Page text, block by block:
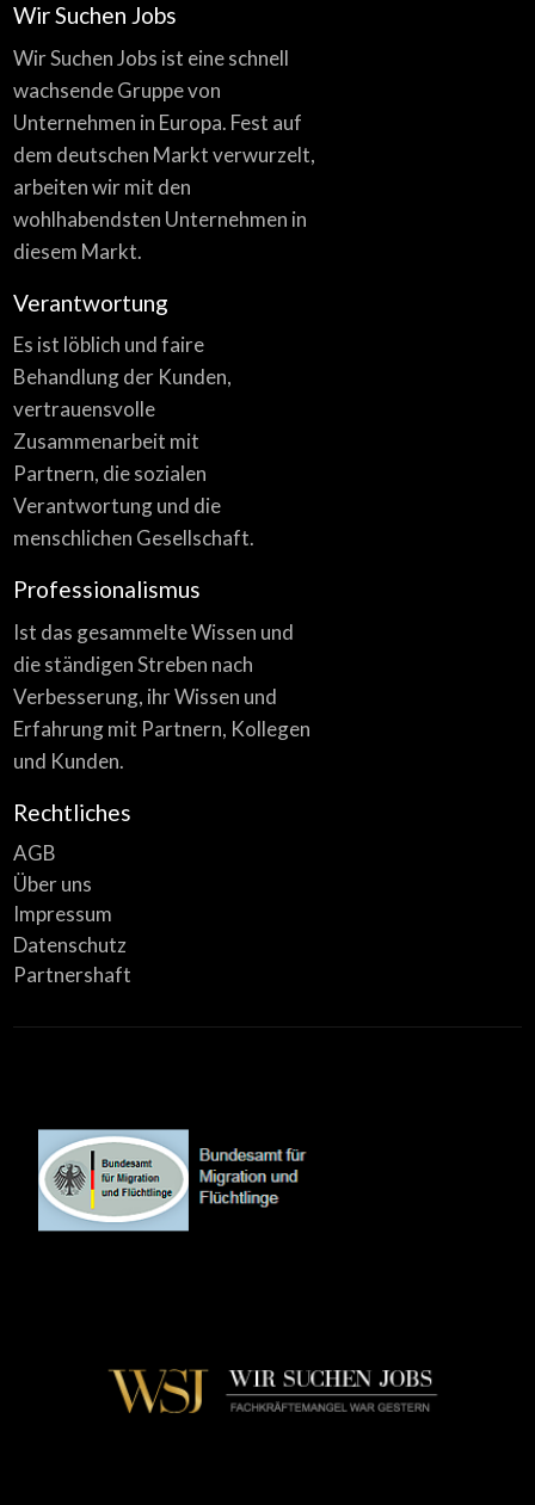
Wir Suchen Jobs
Wir Suchen Jobs ist eine schnell
wachsende Gruppe von
Unternehmen in Europa. Fest auf
dem deutschen Markt verwurzelt,
arbeiten wir mit den
wohlhabendsten Unternehmen in
diesem Markt.
Verantwortung
Es ist löblich und faire
Behandlung der Kunden,
vertrauensvolle
Zusammenarbeit mit
Partnern, die sozialen
Verantwortung und die
menschlichen Gesellschaft.
Professionalismus
Ist das gesammelte Wissen und
die ständigen Streben nach
Verbesserung, ihr Wissen und
Erfahrung mit Partnern, Kollegen
und Kunden.
Rechtliches
AGB
Über uns
Impressum
Datenschutz
Partnershaft